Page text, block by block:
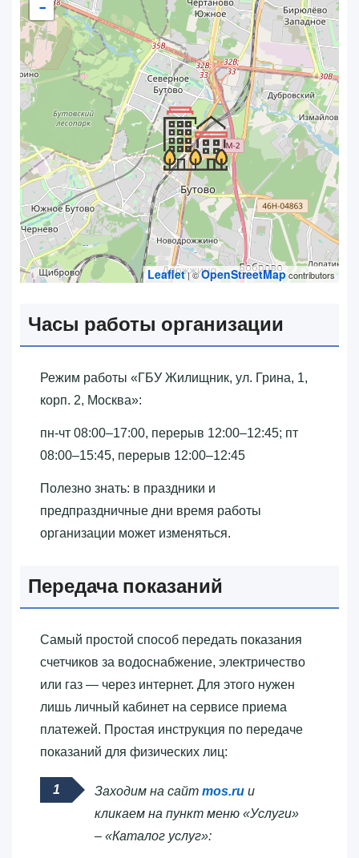
−
Leaflet| ©OpenStreetMapcontributors
Часы работы организации
Режим работы «‎ГБУ Жилищник, ул. Грина, 1,
корп. 2, Москва»‎:
пн-чт 08:00–17:00, перерыв 12:00–12:45; пт
08:00–15:45, перерыв 12:00–12:45
Полезно знать: в праздники и
предпраздничные дни время работы
организации может изменяться.
Передача показаний
Самый простой способ передать показания
счетчиков за водоснабжение, электричество
или газ — через интернет. Для этого нужен
лишь личный кабинет на сервисе приема
платежей. Простая инструкция по передаче
показаний для физических лиц:
Заходим на сайт mos.ru и
кликаем на пункт меню «Услуги»
– «Каталог услуг»: